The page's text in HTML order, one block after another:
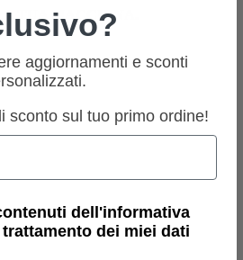
TUA MACCHINA.
aggiornamenti e sconti
sconto sul tuo primo ordine!
dell'informativa
dei miei dati